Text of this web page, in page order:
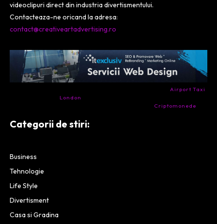
videoclipuri direct din industria divertismentului.
Contacteaza-ne oricand la adresa:
contact@creativeartadvertising.ro
Airport Taxi
London
Criptomonede
Categorii de stiri:
Business
Tehnologie
Life Style
Divertisment
Casa si Gradina